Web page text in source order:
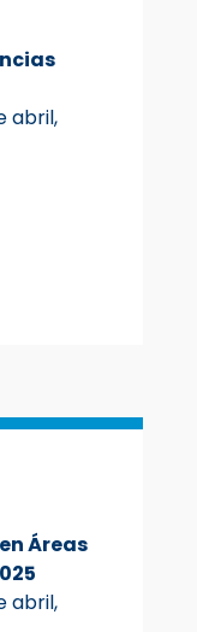
abril,
Áreas
abril,